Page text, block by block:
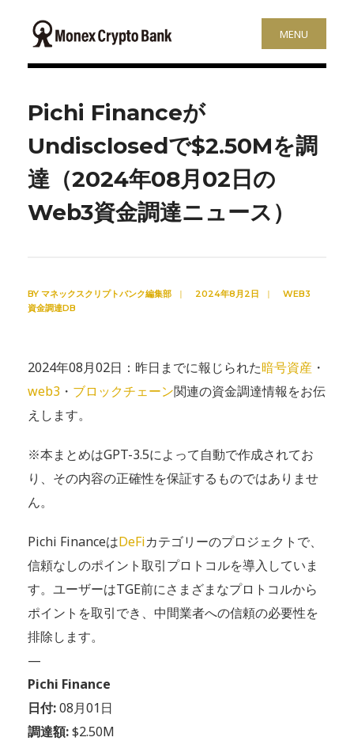
MENU
Pichi Financeが
Undisclosedで$2.50Mを調
達（2024年08月02日の
Web3資金調達ニュース）
BY マネックスクリプトバンク編集部 | 2024年8月2日 |
WEB3
資金調達DB
2024年08月02日：昨日までに報じられた暗号資産 ・
web3 ・ ブロックチェーン関連の資金調達情報をお伝
えします。
※本まとめはGPT-3.5によって自動で作成されてお
り、その内容の正確性を保証するものではありませ
ん。
Pichi FinanceはDeFiカテゴリーのプロジェクトで、
信頼なしのポイント取引プロトコルを導入していま
す。ユーザーはTGE前にさまざまなプロトコルから
ポイントを取引でき、中間業者への信頼の必要性を
排除します。
—
Pichi Finance
日付:08月01日
調達額:$2.50M